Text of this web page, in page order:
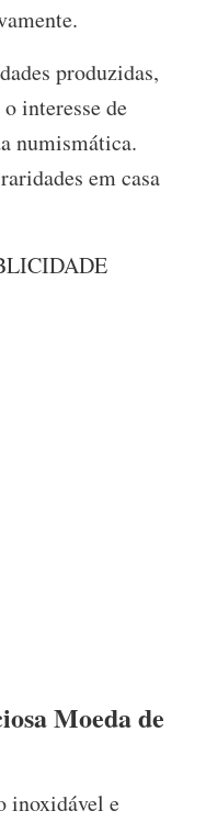
produzidas,
interesse de
numismática.
em casa
Moeda de
inoxidável e